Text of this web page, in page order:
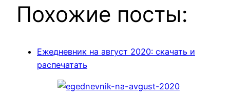
Похожие посты:
Ежедневник на август 2020: скачать и
распечатать